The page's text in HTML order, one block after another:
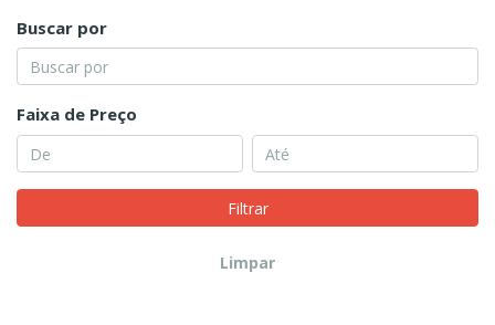
Buscar por
Faixa de Preço
Filtrar
Limpar